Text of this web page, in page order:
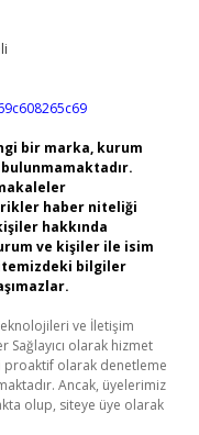
bir marka, kurum
haber niteliği
hakkında
ve kişiler ile isim
bilgiler
ve İletişim
Sağlayıcı olarak hizmet
proaktif olarak denetleme
Ancak, üyelerimiz
olup, siteye üye olarak